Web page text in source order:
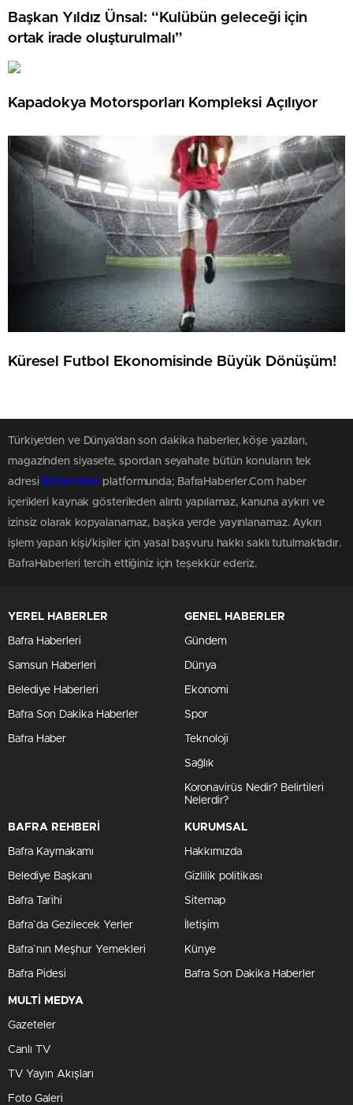
Başkan Yıldız Ünsal: “Kulübün geleceği için
ortak irade oluşturulmalı”
Kapadokya Motorsporları Kompleksi Açılıyor
Küresel Futbol Ekonomisinde Büyük Dönüşüm!
Türkiye'den ve Dünya’dan son dakika haberler, köşe yazıları,
magazinden siyasete, spordan seyahate bütün konuların tek
adresi BafraHaber platformunda; BafraHaberler.Com haber
içerikleri kaynak gösterileden alıntı yapılamaz, kanuna aykırı ve
izinsiz olarak kopyalanamaz, başka yerde yayınlanamaz. Aykırı
işlem yapan kişi/kişiler için yasal başvuru hakkı saklı tutulmaktadır.
BafraHaberleri tercih ettiğiniz için teşekkür ederiz.
YEREL HABERLER
Bafra Haberleri
Samsun Haberleri
Belediye Haberleri
Bafra Son Dakika Haberler
Bafra Haber
GENEL HABERLER
Gündem
Dünya
Ekonomi
Spor
Teknoloji
Sağlık
Koronavirüs Nedir? Belirtileri
Nelerdir?
BAFRA REHBERİ
Bafra Kaymakamı
Belediye Başkanı
Bafra Tarihi
Bafra`da Gezilecek Yerler
Bafra`nın Meşhur Yemekleri
Bafra Pidesi
KURUMSAL
Hakkımızda
Gizlilik politikası
Sitemap
İletişim
Künye
Bafra Son Dakika Haberler
MULTİ MEDYA
Gazeteler
Canlı TV
TV Yayın Akışları
Foto Galeri